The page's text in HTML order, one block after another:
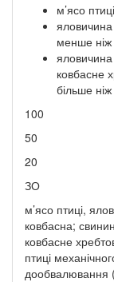
м’ясо
менше ніж
ковбасне
більше ніж
100
50
20
ЗО
м’ясо птиці,
ковбасна;
ковбасне
птиці
дообвалювання